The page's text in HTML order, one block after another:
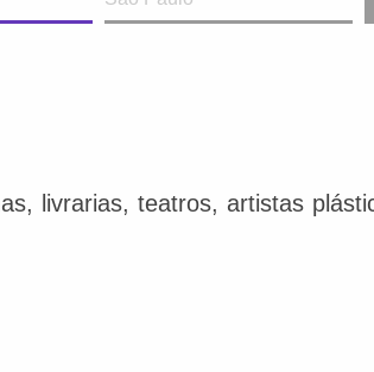
livrarias, teatros, artistas